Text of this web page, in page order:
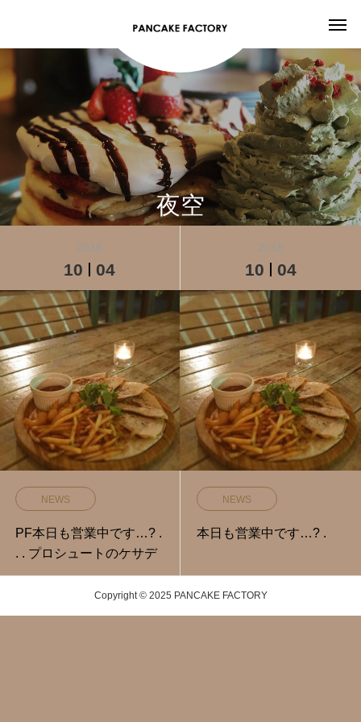
夜空
2018
10 04
NEWS
PF本日も営業中です…? .
. . プロシュートのケサデ
2018
10 04
NEWS
本日も営業中です…? .
Copyright © 2025 PANCAKE FACTORY